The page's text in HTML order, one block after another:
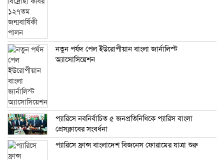
নতুন পর্ষদ পেল ইউরোপীয়ান বাংলা জার্নালিস্ট
অ্যাসোসিয়েশন
প্যারিসে নবনির্বাচিত ৫ জনপ্রতিনিধিকে প্যারিস বাংলা
প্রেসক্লাবের সংবর্ধনা
প্যারিসে ফ্রান্স বাংলাদেশ বিজনেস ফোরামের যাত্রা শুরু